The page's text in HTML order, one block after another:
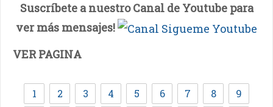
Suscríbete a nuestro Canal de Youtube para
ver más mensajes!
VER PAGINA
1 2 3 4 5 6 7 8
9